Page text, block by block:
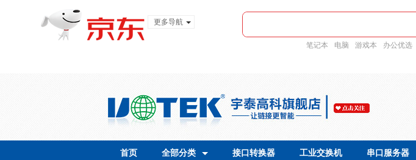
更多导航
笔记本 电脑 游戏本 办公优选
首页 全部分类 接口转换器 工业交换机 串口服务器